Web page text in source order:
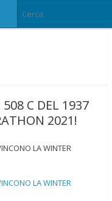
C DEL 1937
2021!
LA WINTER
LA WINTER